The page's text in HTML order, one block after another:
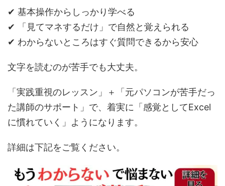
✔ 基本操作からしっかり学べる
✔ 「見てマネするだけ」で自然と覚えられる
✔ わからないところはすぐ質問できるから安心
文字を読むのが苦手でも大丈夫。
「実践重視のレッスン」＋「元パソコンが苦手だっ
た講師のサポート」で、着実に「感覚としてExcel
に慣れていく」ようになります。
詳細は下記をご覧ください。